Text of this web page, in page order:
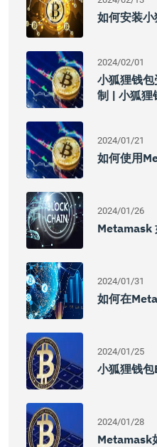
如何安装小
2024/02/01
小狐狸钱
制 | 小狐狸
2024/01/21
如何使用
2024/01/26
Metamask
2024/01/31
如何在
2024/01/25
小狐狸钱
2024/01/28
Metamask